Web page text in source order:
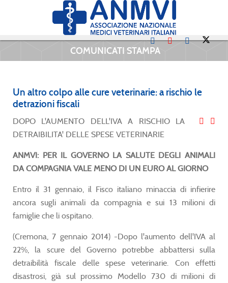
COMUNICATI STAMPA
Un altro colpo alle cure veterinarie: a rischio le
detrazioni fiscali
DOPO L'AUMENTO DELL'IVA A RISCHIO LA
DETRAIBILITA' DELLE SPESE VETERINARIE
ANMVI: PER IL GOVERNO LA SALUTE DEGLI ANIMALI
DA COMPAGNIA VALE MENO DI UN EURO AL GIORNO
Entro il 31 gennaio, il Fisco italiano minaccia di infierire
ancora sugli animali da compagnia e sui 13 milioni di
famiglie che li ospitano.
(Cremona, 7 gennaio 2014) -Dopo l'aumento dell'IVA al
22%, la scure del Governo potrebbe abbattersi sulla
detraibilità fiscale delle spese veterinarie. Con effetti
disastrosi, già sul prossimo Modello 730 di milioni di